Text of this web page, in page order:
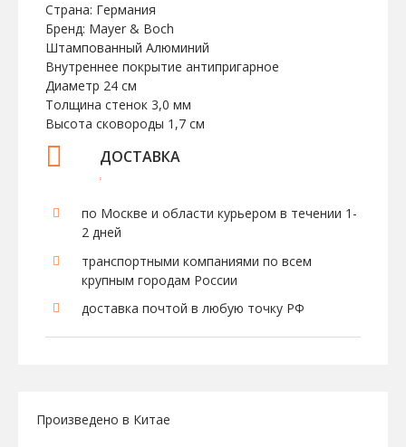
Страна: Германия
Бренд: Mayer & Boch
Штампованный Алюминий
Внутреннее покрытие антипригарное
Диаметр 24 см
Толщина стенок 3,0 мм
Высота сковороды 1,7 см
ДОСТАВКА
по Москве и области курьером в течении 1-
2 дней
транспортными компаниями по всем
крупным городам России
доставка почтой в любую точку РФ
Произведено в Китае